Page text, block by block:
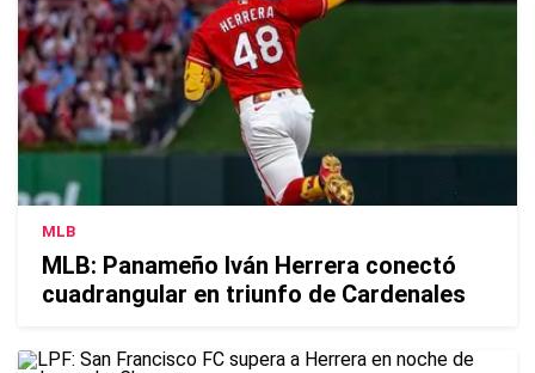
MLB
MLB: Panameño Iván Herrera conectó
cuadrangular en triunfo de Cardenales